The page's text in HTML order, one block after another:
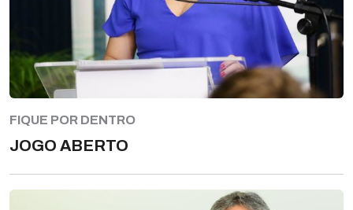
FIQUE POR DENTRO
JOGO ABERTO